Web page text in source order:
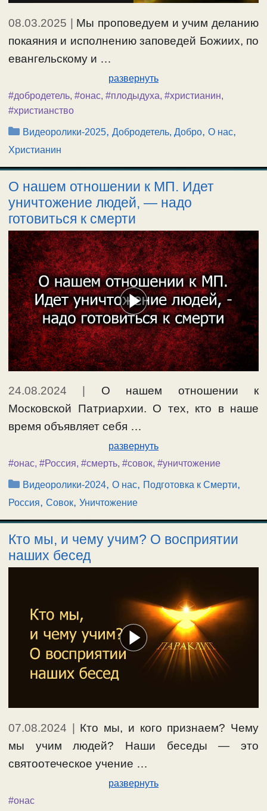
08.03.2025 | Мы проповедуем и учим деланию
покаяния и исполнению заповедей Божиих, по
евангельскому и …
развернуть
#добродетель, #онас, #плодыдуха, #христианин,
#христианство
Рубрики
Видеоролики-2025,Добродетель, Добро,О нас,
Христианин
О нашем отношении к МП. Идет
уничтожение людей, — надо
готовиться к смерти
24.08.2024
О нашем отношении к
Московской Патриархии. О тех, кто в наше
время объявляет себя …
развернуть
#онас, #Россия, #смерть, #совок, #уничтожение
Рубрики
Видеоролики-2024,О нас, Подготовка к Смерти,
Россия, Совок, Уничтожение
Кто мы, и чему учим? О восприятии
наших бесед
07.08.2024 | Кто мы, и кого признаем? Чему
мы учим людей? Наши беседы — это
святоотеческое учение …
развернуть
#онас